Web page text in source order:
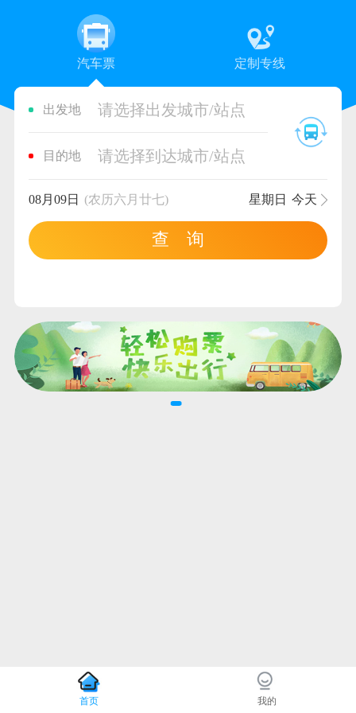
汽车票 定制专线
出发地 请选择出发城市/站点
目的地 请选择到达城市/站点
08月09日 (农历六月廿七) 星期日 今天
查 询
首页 我的